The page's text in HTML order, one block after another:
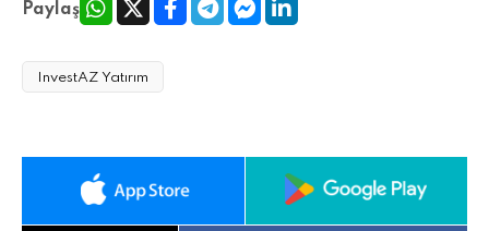
Paylaş
InvestAZ Yatırım